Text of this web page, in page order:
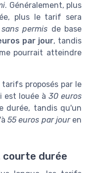
. Généralement, plus
plus le tarif sera
permis de base
par jour, tandis
pourrait atteindre
proposés par le
est louée à 30 euros
durée, tandis qu'un
55 euros par jouren
courte durée